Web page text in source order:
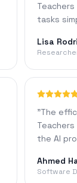
tasks
Lisa
"The
the AI
Ahmed
Software